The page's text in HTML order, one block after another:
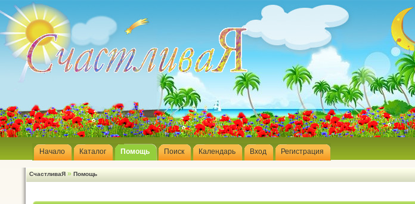
Начало Каталог Помощь Поиск Календарь Вход Регистрация
СчастливаЯ » Помощь